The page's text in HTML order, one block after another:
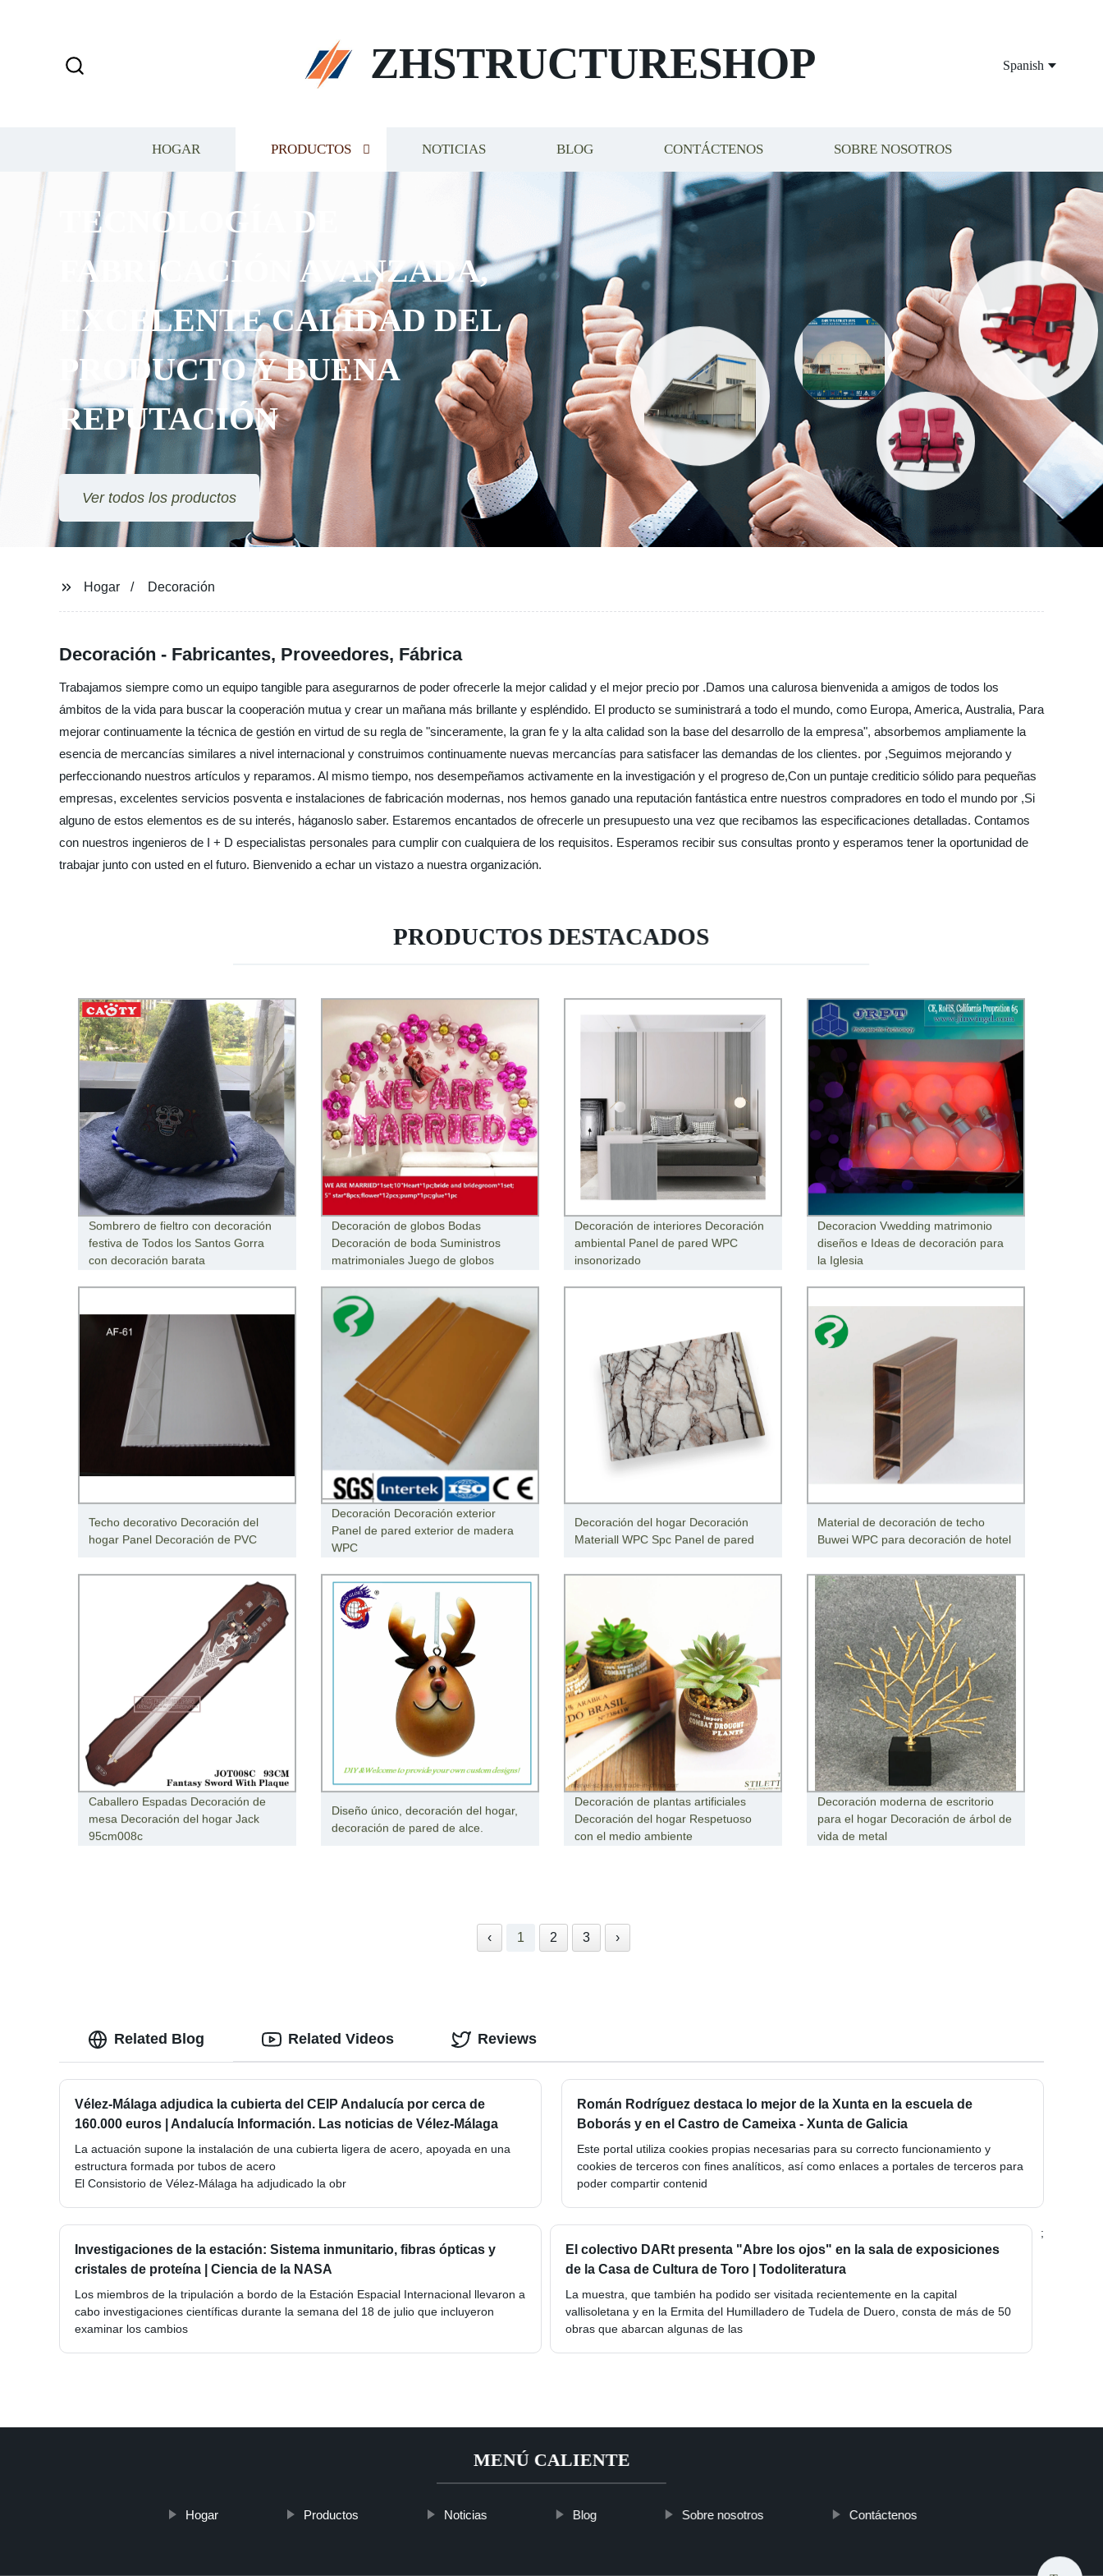
ZHSTRUCTURESHOP Spanish
HOGAR PRODUCTOS NOTICIAS BLOG CONTÁCTENOS SOBRE NOSOTROS
TECNOLOGÍA DE
FABRICACIÓN AVANZADA,
EXCELENTE CALIDAD DEL
PRODUCTO Y BUENA
REPUTACIÓN
Ver todos los productos
Hogar Decoración
Decoración - Fabricantes, Proveedores, Fábrica
Trabajamos siempre como un equipo tangible para asegurarnos de poder ofrecerle la mejor calidad y el mejor precio por .Damos una calurosa bienvenida a amigos de todos los
ámbitos de la vida para buscar la cooperación mutua y crear un mañana más brillante y espléndido. El producto se suministrará a todo el mundo, como Europa, America, Australia, Para
mejorar continuamente la técnica de gestión en virtud de su regla de "sinceramente, la gran fe y la alta calidad son la base del desarrollo de la empresa", absorbemos ampliamente la
esencia de mercancías similares a nivel internacional y construimos continuamente nuevas mercancías para satisfacer las demandas de los clientes. por ,Seguimos mejorando y
perfeccionando nuestros artículos y reparamos. Al mismo tiempo, nos desempeñamos activamente en la investigación y el progreso de,Con un puntaje crediticio sólido para pequeñas
empresas, excelentes servicios posventa e instalaciones de fabricación modernas, nos hemos ganado una reputación fantástica entre nuestros compradores en todo el mundo por ,Si
alguno de estos elementos es de su interés, háganoslo saber. Estaremos encantados de ofrecerle un presupuesto una vez que recibamos las especificaciones detalladas. Contamos
con nuestros ingenieros de I + D especialistas personales para cumplir con cualquiera de los requisitos. Esperamos recibir sus consultas pronto y esperamos tener la oportunidad de
trabajar junto con usted en el futuro. Bienvenido a echar un vistazo a nuestra organización.
PRODUCTOS DESTACADOS
Sombrero de fieltro con decoración
festiva de Todos los Santos Gorra
con decoración barata
Decoración de globos Bodas
Decoración de boda Suministros
matrimoniales Juego de globos
Decoración de interiores Decoración
ambiental Panel de pared WPC
insonorizado
Decoracion Vwedding matrimonio
diseños e Ideas de decoración para
la Iglesia
Techo decorativo Decoración del
hogar Panel Decoración de PVC
Decoración Decoración exterior
Panel de pared exterior de madera
WPC
Decoración del hogar Decoración
Materiall WPC Spc Panel de pared
Material de decoración de techo
Buwei WPC para decoración de hotel
Caballero Espadas Decoración de
mesa Decoración del hogar Jack
95cm008c
Diseño único, decoración del hogar,
decoración de pared de alce.
Decoración de plantas artificiales
Decoración del hogar Respetuoso
con el medio ambiente
Decoración moderna de escritorio
para el hogar Decoración de árbol de
vida de metal
‹ 1 2 3 ›
Related Blog
Vélez-Málaga adjudica la cubierta del CEIP Andalucía por cerca de
160.000 euros | Andalucía Información. Las noticias de Vélez-Málaga
La actuación supone la instalación de una cubierta ligera de acero, apoyada en una
estructura formada por tubos de acero
El Consistorio de Vélez-Málaga ha adjudicado la obr
Román Rodríguez destaca lo mejor de la Xunta en la escuela de
Boborás y en el Castro de Cameixa - Xunta de Galicia
Este portal utiliza cookies propias necesarias para su correcto funcionamiento y
cookies de terceros con fines analíticos, así como enlaces a portales de terceros para
poder compartir contenid
Investigaciones de la estación: Sistema inmunitario, fibras ópticas y
cristales de proteína | Ciencia de la NASA
Los miembros de la tripulación a bordo de la Estación Espacial Internacional llevaron a
cabo investigaciones científicas durante la semana del 18 de julio que incluyeron
examinar los cambios
El colectivo DARt presenta "Abre los ojos" en la sala de exposiciones
de la Casa de Cultura de Toro | Todoliteratura
La muestra, que también ha podido ser visitada recientemente en la capital
vallisoletana y en la Ermita del Humilladero de Tudela de Duero, consta de más de 50
obras que abarcan algunas de las
;
Related Videos Reviews
MENÚ CALIENTE
Hogar Productos Noticias Blog Sobre nosotros Contáctenos